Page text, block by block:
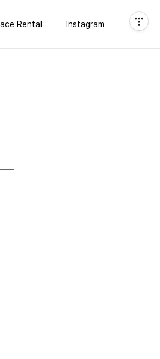
Rental Instagram